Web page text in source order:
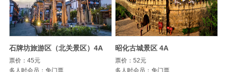
石牌坊旅游区（北关景区）4A
票价：45元
多人时会员：免门票
昭化古城景区 4A
票价：52元
多人时会员：免门票